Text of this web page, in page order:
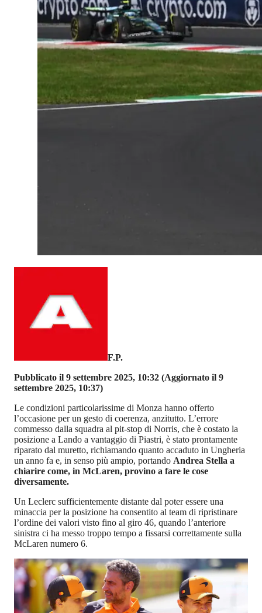
F.P.
Pubblicato il 9 settembre 2025, 10:32 (Aggiornato il 9
settembre 2025, 10:37)
Le condizioni particolarissime di Monza hanno offerto
l’occasione per un gesto di coerenza, anzitutto. L’errore
commesso dalla squadra al pit-stop di Norris, che è costato la
posizione a Lando a vantaggio di Piastri, è stato prontamente
riparato dal muretto, richiamando quanto accaduto in Ungheria
un anno fa e, in senso più ampio, portando Andrea Stella a
chiarire come, in McLaren, provino a fare le cose
diversamente.
Un Leclerc sufficientemente distante dal poter essere una
minaccia per la posizione ha consentito al team di ripristinare
l’ordine dei valori visto fino al giro 46, quando l’anteriore
sinistra ci ha messo troppo tempo a fissarsi correttamente sulla
McLaren numero 6.